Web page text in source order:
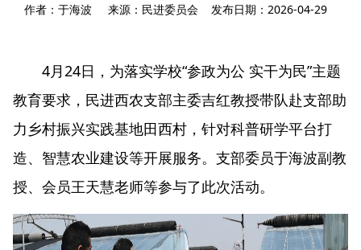
作者：于海波 来源：民进委员会 发布日期：2026-04-29
4月24日，为落实学校“参政为公 实干为民”主题
教育要求，民进西农支部主委吉红教授带队赴支部助
力乡村振兴实践基地田西村，针对科普研学平台打
造、智慧农业建设等开展服务。支部委员于海波副教
授、会员王天慧老师等参与了此次活动。